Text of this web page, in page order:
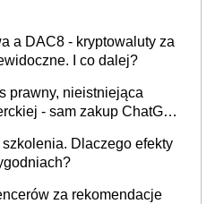
a DAC8 - kryptowaluty za
I co dalej?
prawny, nieistniejąca
- sam zakup ChatGPT
Dlaczego efekty
za rekomendacje